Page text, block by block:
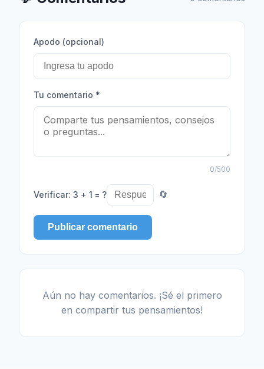
Apodo (opcional)
Tu comentario *
0/500
Verificar: 3 + 1 = ? 🔄
Publicar comentario
Aún no hay comentarios. ¡Sé el primero
en compartir tus pensamientos!